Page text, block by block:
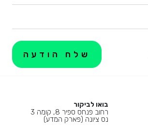
בואו לביקור
רחוב פנחס ספיר 8, קומה 3
נס ציונה (פארק המדע)